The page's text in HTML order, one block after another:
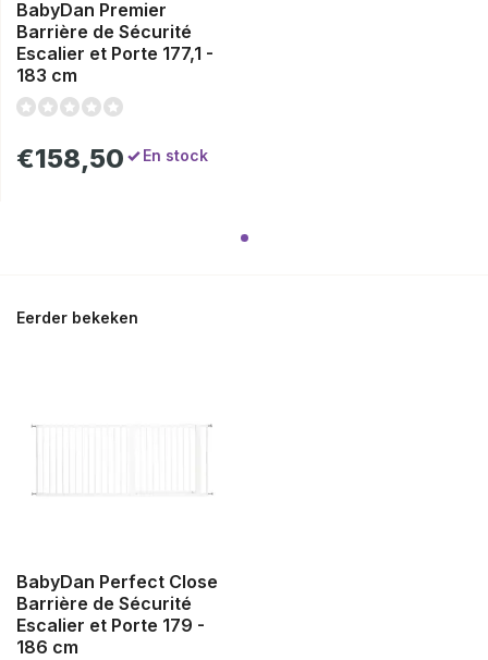
BabyDan Premier
Barrière de Sécurité
Escalier et Porte 177,1 -
183 cm
€158,50 En stock
Eerder bekeken
BabyDan Perfect Close
Barrière de Sécurité
Escalier et Porte 179 -
186 cm